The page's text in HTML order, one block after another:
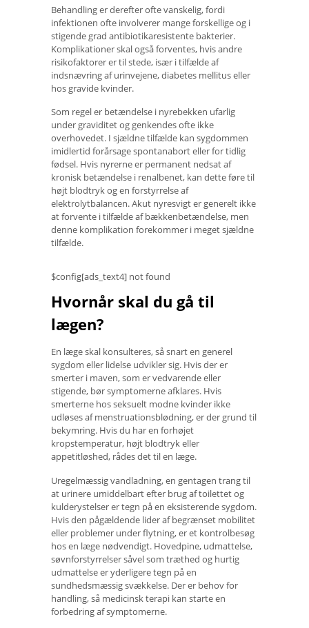
Behandling er derefter ofte vanskelig, fordi
infektionen ofte involverer mange forskellige og i
stigende grad antibiotikaresistente bakterier.
Komplikationer skal også forventes, hvis andre
risikofaktorer er til stede, især i tilfælde af
indsnævring af urinvejene, diabetes mellitus eller
hos gravide kvinder.
Som regel er betændelse i nyrebekken ufarlig
under graviditet og genkendes ofte ikke
overhovedet. I sjældne tilfælde kan sygdommen
imidlertid forårsage spontanabort eller for tidlig
fødsel. Hvis nyrerne er permanent nedsat af
kronisk betændelse i renalbenet, kan dette føre til
højt blodtryk og en forstyrrelse af
elektrolytbalancen. Akut nyresvigt er generelt ikke
at forvente i tilfælde af bækkenbetændelse, men
denne komplikation forekommer i meget sjældne
tilfælde.
$config[ads_text4] not found
Hvornår skal du gå til
lægen?
En læge skal konsulteres, så snart en generel
sygdom eller lidelse udvikler sig. Hvis der er
smerter i maven, som er vedvarende eller
stigende, bør symptomerne afklares. Hvis
smerterne hos seksuelt modne kvinder ikke
udløses af menstruationsblødning, er der grund til
bekymring. Hvis du har en forhøjet
kropstemperatur, højt blodtryk eller
appetitløshed, rådes det til en læge.
Uregelmæssig vandladning, en gentagen trang til
at urinere umiddelbart efter brug af toilettet og
kulderystelser er tegn på en eksisterende sygdom.
Hvis den pågældende lider af begrænset mobilitet
eller problemer under flytning, er et kontrolbesøg
hos en læge nødvendigt. Hovedpine, udmattelse,
søvnforstyrrelser såvel som træthed og hurtig
udmattelse er yderligere tegn på en
sundhedsmæssig svækkelse. Der er behov for
handling, så medicinsk terapi kan starte en
forbedring af symptomerne.